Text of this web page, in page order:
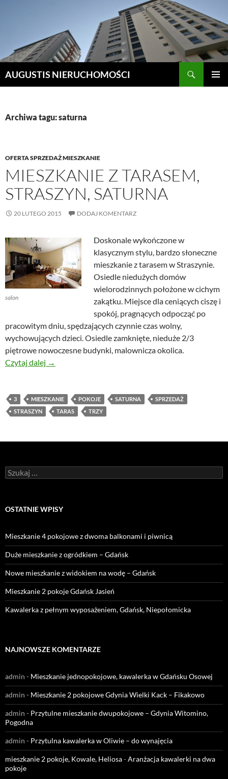
AUGUSTIS NIERUCHOMOŚCI
Archiwa tagu: saturna
OFERTA SPRZEDAŻ MIESZKANIE
MIESZKANIE Z TARASEM,
STRASZYN, SATURNA
20 LUTEGO 2015 DODAJ KOMENTARZ
salon
Doskonale wykończone w
klasycznym stylu, bardzo słoneczne
mieszkanie z tarasem w Straszynie.
Osiedle niedużych domów
wielorodzinnych położone w cichym
zakątku. Miejsce dla ceniących ciszę i
spokój, pragnących odpocząć po
pracowitym dniu, spędzających czynnie czas wolny,
wychowujących dzieci. Osiedle zamknięte, nieduże 2/3
piętrowe nowoczesne budynki, malownicza okolica.
Czytaj dalej Mieszkanie z tarasem, Straszyn, Saturna
→
3 MIESZKANIE POKOJE SATURNA
SPRZEDAŻ
STRASZYN
TARAS TRZY
Szukaj:
OSTATNIE WPISY
Mieszkanie 4 pokojowe z dwoma balkonami i piwnicą
Duże mieszkanie z ogródkiem – Gdańsk
Nowe mieszkanie z widokiem na wodę – Gdańsk
Mieszkanie 2 pokoje Gdańsk Jasień
Kawalerka z pełnym wyposażeniem, Gdańsk, Niepołomicka
NAJNOWSZE KOMENTARZE
admin - Mieszkanie jednopokojowe, kawalerka w Gdańsku Osowej
admin - Mieszkanie 2 pokojowe Gdynia Wielki Kack – Fikakowo
admin - Przytulne mieszkanie dwupokojowe – Gdynia Witomino,
Pogodna
admin - Przytulna kawalerka w Oliwie – do wynajęcia
mieszkanie 2 pokoje, Kowale, Heliosa-Aranżacja kawalerki na dwa
pokoje